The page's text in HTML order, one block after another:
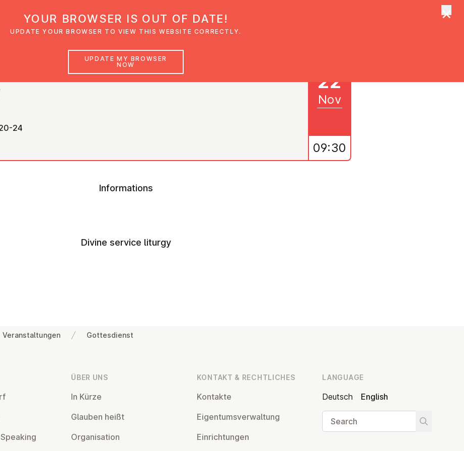
Glaubensimpulse News Veranstaltungen
24
22
Nov
09:30
Informations
Divine service liturgy
Veranstaltungen Gottesdienst
ÜBER UNS
In Kürze
Glauben heißt
Or­gan­isa­tion
KONTAKT & RECHT­LICHES
Kontakte
Ei­gentums­ver­wal­tung
Ein­rich­tun­gen
LANGUAGE
Deutsch
English
Search
Start
YOUR BROWSER IS OUT OF DATE!
UPDATE YOUR BROWSER TO VIEW THIS WEBSITE CORRECTLY.
UPDATE MY BROWSER
NOW
×